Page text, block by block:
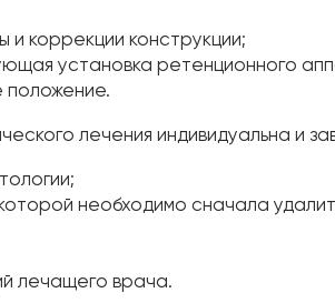
коррекции конструкции;
установка ретенционного
положение.
лечения индивидуальна и
необходимо сначала
лечащего врача.